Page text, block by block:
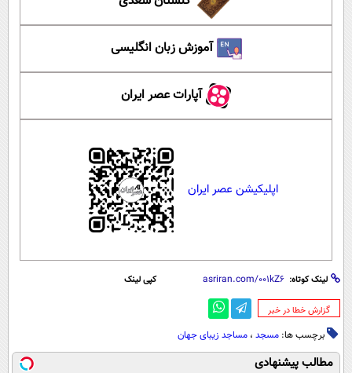
آموزش زبان انگلیسی
آپارات عصر ایران
اپلیکیشن عصر ایران
لینک کوتاه: کپی لینک
‌گزارش خطا در خبر
برچسب ها: مسجد ، مساجد زیبای جهان
مطالب پیشنهادی